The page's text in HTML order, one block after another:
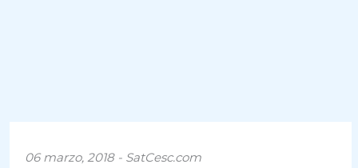
06 marzo, 2018 - SatCesc.com